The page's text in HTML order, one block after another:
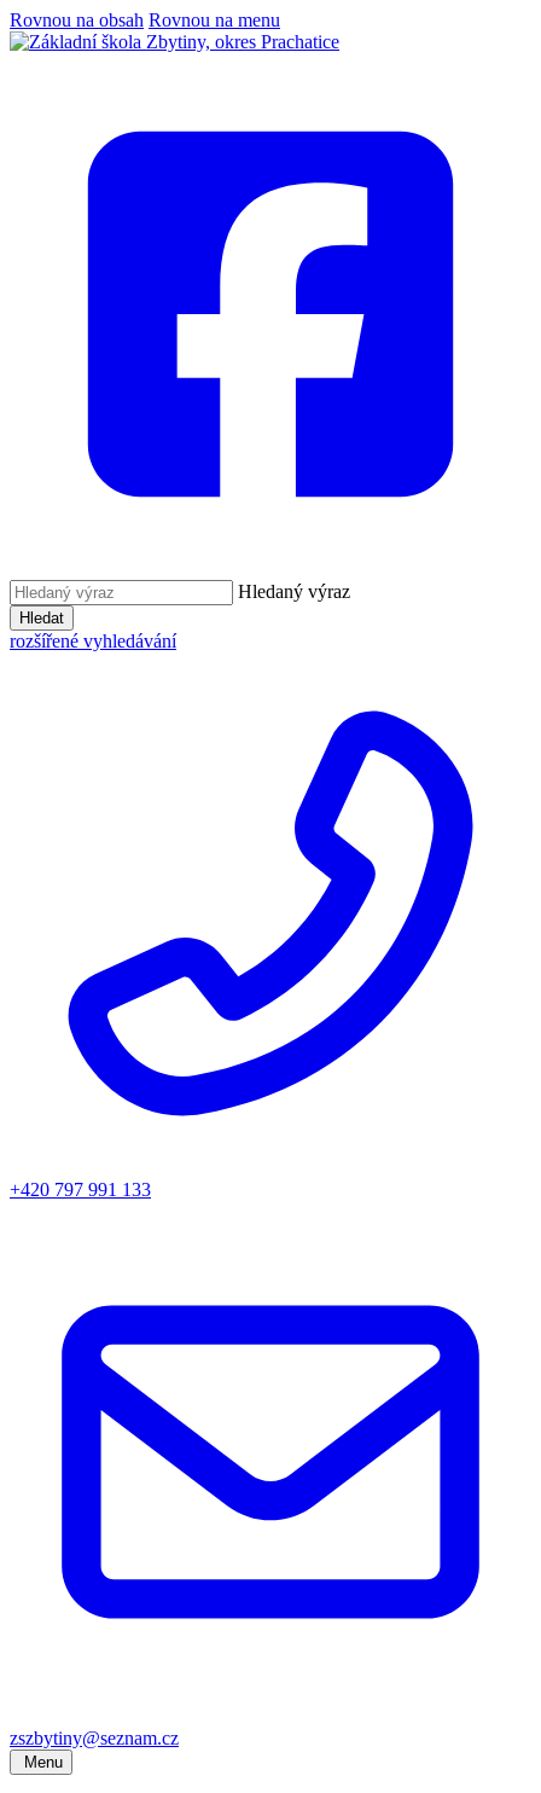
Rovnou na obsah Rovnou na menu
Hledaný výraz
Hledat
rozšířené vyhledávání
+420 797 991 133
zszbytiny@seznam.cz
Menu